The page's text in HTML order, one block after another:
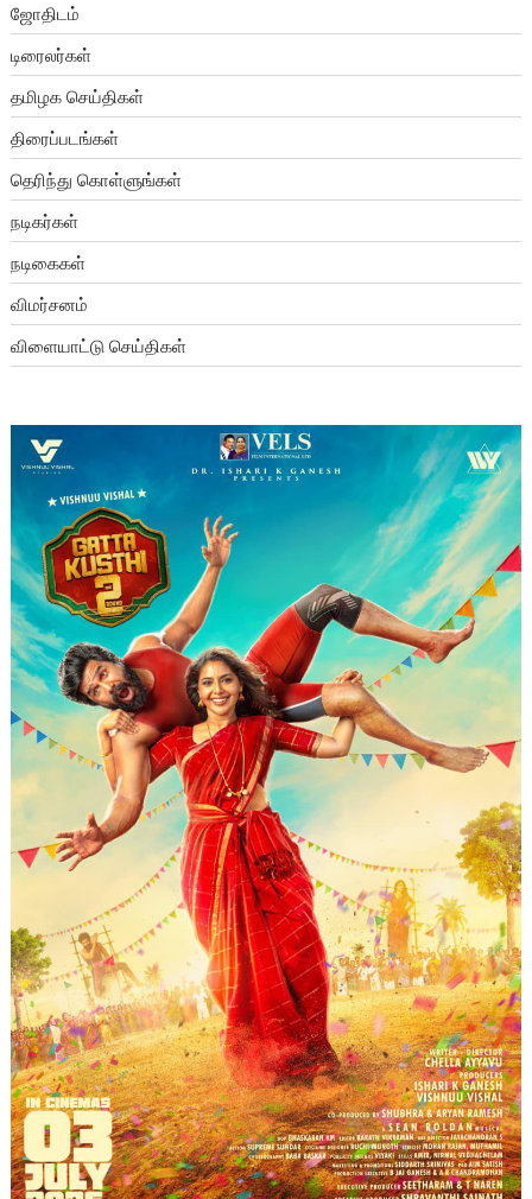
ஜோதிடம்
டிரைலர்கள்
தமிழக செய்திகள்
திரைப்படங்கள்
தெரிந்து கொள்ளுங்கள்
நடிகர்கள்
நடிகைகள்
விமர்சனம்
விளையாட்டு செய்திகள்